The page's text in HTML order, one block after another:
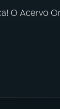
O Acervo